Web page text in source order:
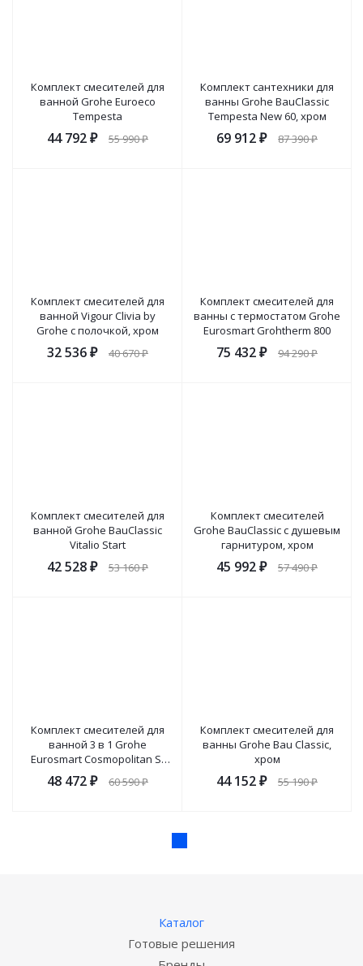
Комплект смесителей для
ванной Grohe Euroeco
Tempesta
44 792₽ 55 990₽
Комплект сантехники для
ванны Grohe BauClassic
Tempesta New 60, хром
69 912₽ 87 390₽
Комплект смесителей для
ванной Vigour Clivia by
Grohe с полочкой, хром
32 536₽ 40 670₽
Комплект смесителей для
ванны с термостатом Grohe
Eurosmart Grohtherm 800
75 432₽ 94 290₽
Комплект смесителей для
ванной Grohe BauClassic
Vitalio Start
42 528₽ 53 160₽
Комплект смесителей
Grohe BauClassic с душевым
гарнитуром, хром
45 992₽ 57 490₽
Комплект смесителей для
ванной 3 в 1 Grohe
Eurosmart Cosmopolitan S-
Size, хром
48 472₽ 60 590₽
Комплект смесителей для
ванны Grohe Bau Classic,
хром
44 152₽ 55 190₽
Каталог
Готовые решения